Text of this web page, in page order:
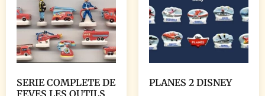
SERIE COMPLETE DE
PLANES 2 DISNEY